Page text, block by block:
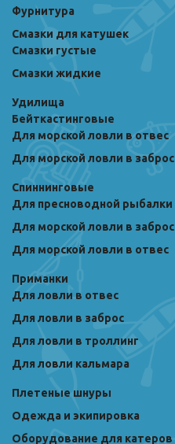
Фурнитура
Смазки для катушек
Смазки густые
Смазки жидкие
Удилища
Бейткастинговые
Для морской ловли в отвес
Для морской ловли в заброс
Спиннинговые
Для пресноводной рыбалки
Для морской ловли в заброс
Для морской ловли в отвес
Приманки
Для ловли в отвес
Для ловли в заброс
Для ловли в троллинг
Для ловли кальмара
Плетеные шнуры
Одежда и экипировка
Оборудование для катеров